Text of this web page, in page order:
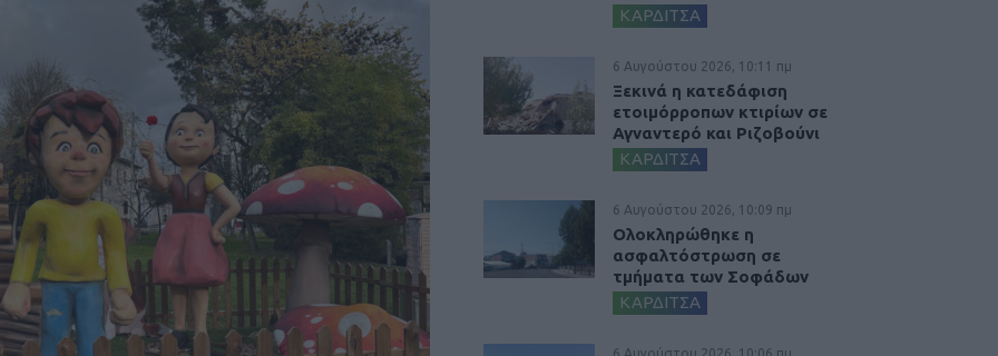
ΚΑΡΔΙΤΣΑ
6 Αυγούστου 2026, 10:11 πμ
Ξεκινά η κατεδάφιση
ετοιμόρροπων κτιρίων σε
Αγναντερό και Ριζοβούνι
ΚΑΡΔΙΤΣΑ
6 Αυγούστου 2026, 10:09 πμ
Ολοκληρώθηκε η
ασφαλτόστρωση σε
τμήματα των Σοφάδων
ΚΑΡΔΙΤΣΑ